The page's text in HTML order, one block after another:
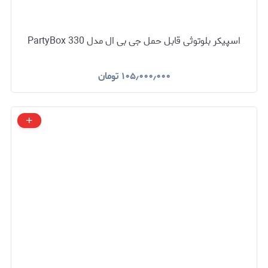
اسپیکر بلوتوثی قابل حمل جی بی ال مدل PartyBox 330
۱۰۵٫۰۰۰٫۰۰۰ تومان